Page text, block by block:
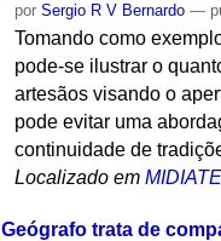
porSergio R V Bernardo —
Tomando como
pode-se ilustrar o
artesãos visando o
pode evitar uma
continuidade de
Localizado em
Geógrafo trata de